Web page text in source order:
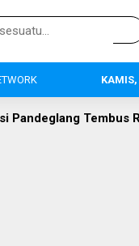
KAMIS,
Rp409,4 Miliar,